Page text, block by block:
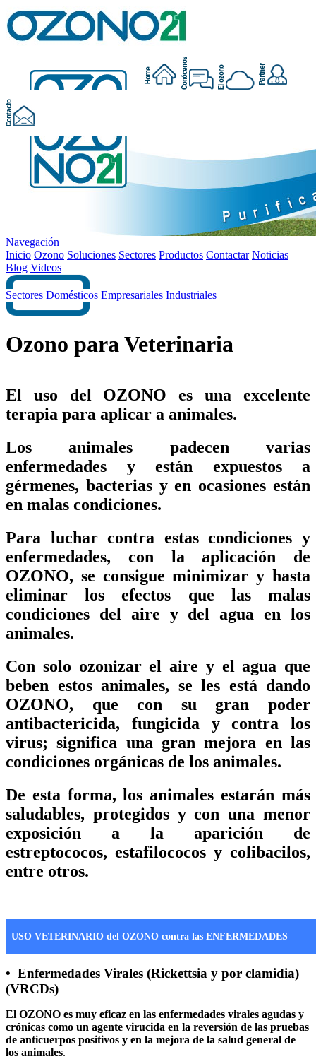
Navegación
Inicio Ozono Soluciones Sectores Productos Contactar Noticias
Blog Videos
Sectores Domésticos Empresariales Industriales
Ozono para Veterinaria
El uso del OZONO es una excelente
terapia para aplicar a animales.
Los animales padecen varias
enfermedades y están expuestos a
gérmenes, bacterias y en ocasiones están
en malas condiciones.
Para luchar contra estas condiciones y
enfermedades, con la aplicación de
OZONO, se consigue minimizar y hasta
eliminar los efectos que las malas
condiciones del aire y del agua en los
animales.
Con solo ozonizar el aire y el agua que
beben estos animales, se les está dando
OZONO, que con su gran poder
antibactericida, fungicida y contra los
virus; significa una gran mejora en las
condiciones orgánicas de los animales.
De esta forma, los animales estarán más
saludables, protegidos y con una menor
exposición a la aparición de
estreptococos, estafilococos y colibacilos,
entre otros.
USO VETERINARIO del OZONO contra las ENFERMEDADES
• Enfermedades Virales (Rickettsia y por clamidia)
(VRCDs)
El OZONO es muy eficaz en las enfermedades virales agudas y
crónicas como un agente virucida en la reversión de las pruebas
de anticuerpos positivos y en la mejora de la salud general de
los animales.